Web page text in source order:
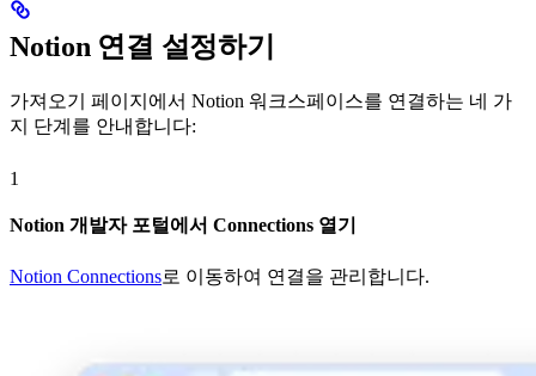
Notion 연결 설정하기
가져오기 페이지에서 Notion 워크스페이스를 연결하는 네 가
지 단계를 안내합니다:
1
Notion 개발자 포털에서 Connections 열기
Notion Connections로 이동하여 연결을 관리합니다.